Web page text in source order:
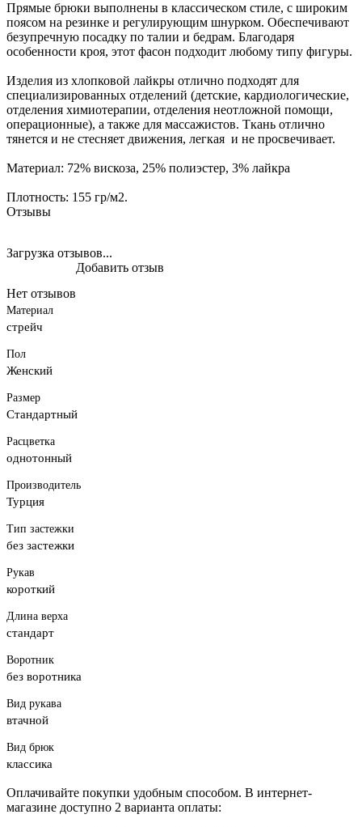
Прямые брюки выполнены в классическом стиле, с широким
поясом на резинке и регулирующим шнурком. Обеспечивают
безупречную посадку по талии и бедрам. Благодаря
особенности кроя, этот фасон подходит любому типу фигуры.
Изделия из хлопковой лайкры отлично подходят для
специализированных отделений (детские, кардиологические,
отделения химиотерапии, отделения неотложной помощи,
операционные), а также для массажистов. Ткань отлично
тянется и не стесняет движения, легкая и не просвечивает.
Материал: 72% вискоза, 25% полиэстер, 3% лайкра
Плотность: 155 гр/м2.
Отзывы
Загрузка отзывов...
Нет отзывов
Добавить отзыв
Материал
стрейч
Пол
Женский
Размер
Стандартный
Расцветка
однотонный
Производитель
Турция
Тип застежки
без застежки
Рукав
короткий
Длина верха
стандарт
Воротник
без воротника
Вид рукава
втачной
Вид брюк
классика
Оплачивайте покупки удобным способом. В интернет-
магазине доступно 2 варианта оплаты: